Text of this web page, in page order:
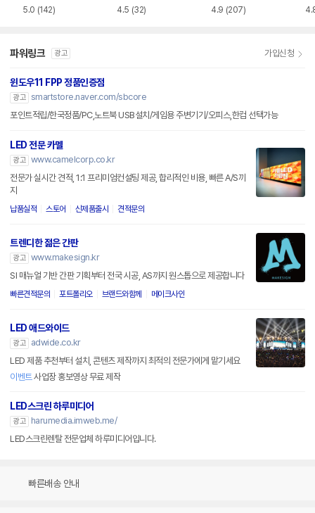
5.0 (142) 4.5 (32) 4.9 (207)
파워링크 광고 가입신청
윈도우11 FPP 정품인증점
광고 smartstore.naver.com/sbcore
포인트적립/한국정품/PC,노트북 USB설치/게임용 주변기기/오피스,한컴 선택가능
LED 전문 카멜
광고 www.camelcorp.co.kr
전문가 실시간 견적, 1:1 프리미엄컨설팅 제공, 합리적인 비용, 빠른 A/S까
지
납품실적 스토어 신제품출시 견적문의
트렌디한 젊은 간판
광고 www.makesign.kr
SI 매뉴얼 기반 간판 기획부터 전국 시공, AS까지 원스톱으로 제공합니다
빠른견적문의 포트폴리오 브랜드와함께 메이크사인
LED 애드와이드
광고
adwide.co.kr
LED 제품 추천부터 설치, 콘텐츠 제작까지 최적의 전문가에게 맡기세요
이벤트사업장 홍보영상 무료 제작
LED스크린 하루미디어
광고
harumedia.imweb.me/
LED스크린렌탈 전문업체 하루미디어입니다.
빠른배송 안내